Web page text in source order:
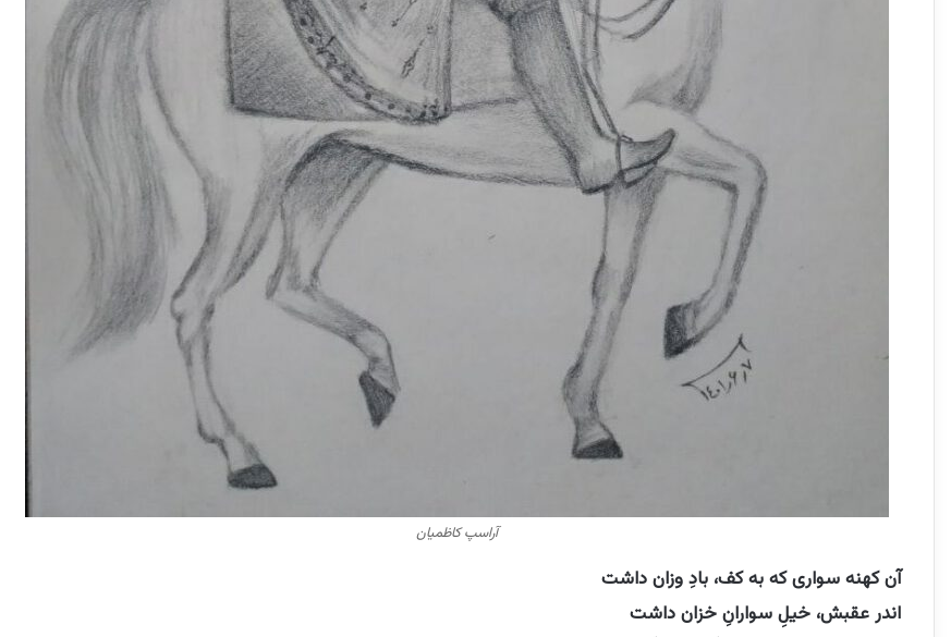
آراسپ کاظمیان
آن کهنه سواری که به کف، بادِ وزان داشت
اندر عقبش، خیلِ سوارانِ خزان داشت